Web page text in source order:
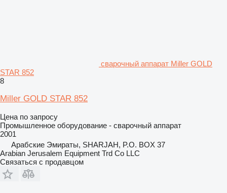
сварочный аппарат Miller GOLD
STAR 852
8
Miller GOLD STAR 852
Цена по запросу
Промышленное оборудование - сварочный аппарат
2001
Арабские Эмираты, SHARJAH, P.O. BOX 37
Arabian Jerusalem Equipment Trd Co LLC
Связаться с продавцом